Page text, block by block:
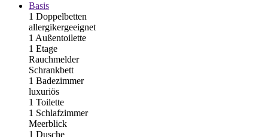
Basis
1 Doppelbetten
allergikergeeignet
1 Außentoilette
1 Etage
Rauchmelder
Schrankbett
1 Badezimmer
luxuriös
1 Toilette
1 Schlafzimmer
Meerblick
1 Dusche